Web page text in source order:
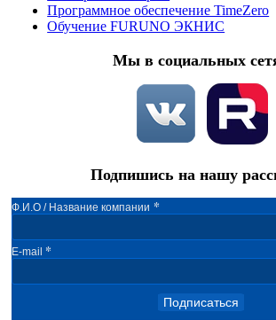
Программное обеспечение TimeZero
Обучение FURUNO ЭКНИС
Мы в социальных
Подпишись на нашу
Ф.И.О / Название компании *
E-mail *
Подписаться